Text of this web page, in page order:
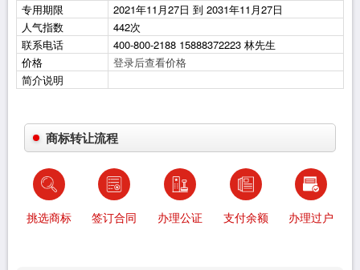
专用期限
2021年11月27日 到 2031年11月27日
人气指数
442次
联系电话
400-800-2188 15888372223 林先生
价格
登录后查看价格
简介说明
商标转让流程
挑选商标 签订合同 办理公证 支付余额 办理过户